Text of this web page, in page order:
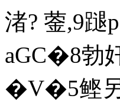
渚? 蓥,9
aGC�8勃
�V�5鲣